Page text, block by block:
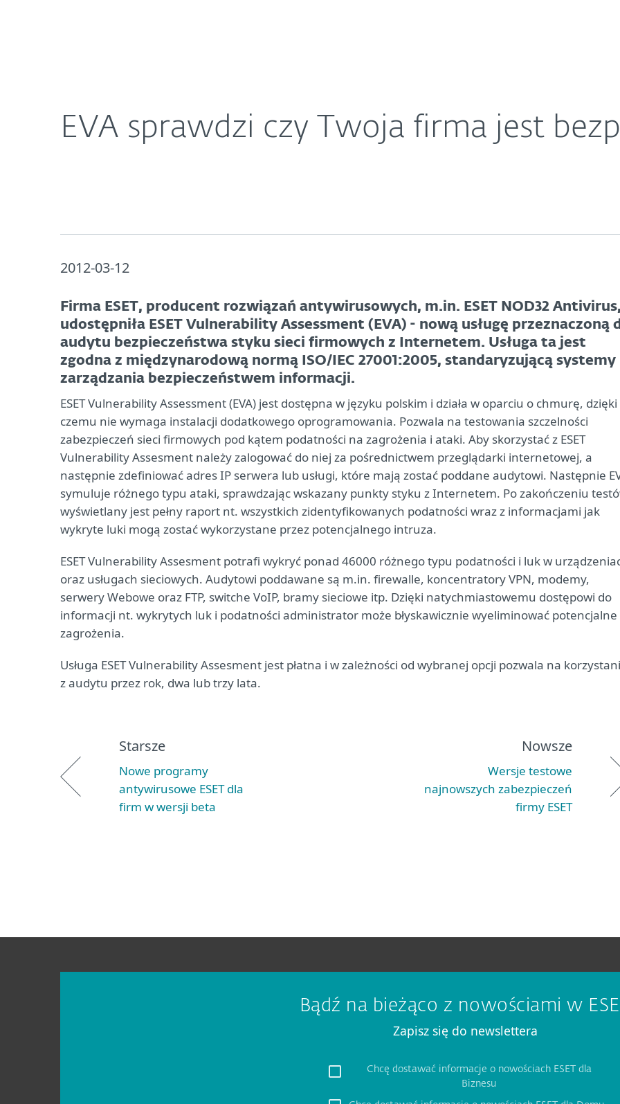
EVA sprawdzi czy Twoja firma jest
2012-03-12
Firma ESET, producent rozwiązań antywirusowych, m.in. ESET NOD32
udostępniła ESET Vulnerability Assessment (EVA) - nową usługę przeznaczoną
audytu bezpieczeństwa styku sieci firmowych z Internetem. Usługa ta jest
zgodna z międzynarodową normą ISO/IEC 27001:2005, standaryzującą systemy
zarządzania bezpieczeństwem informacji.
ESET Vulnerability Assessment (EVA) jest dostępna w języku polskim i działa w oparciu o chmurę, dzięki
czemu nie wymaga instalacji dodatkowego oprogramowania. Pozwala na testowania szczelności
zabezpieczeń sieci firmowych pod kątem podatności na zagrożenia i ataki. Aby skorzystać z ESET
Vulnerability Assesment należy zalogować do niej za pośrednictwem przeglądarki internetowej, a
następnie zdefiniować adres IP serwera lub usługi, które mają zostać poddane audytowi. Następnie
symuluje różnego typu ataki, sprawdzając wskazany punkty styku z Internetem. Po zakończeniu
wyświetlany jest pełny raport nt. wszystkich zidentyfikowanych podatności wraz z informacjami jak
wykryte luki mogą zostać wykorzystane przez potencjalnego intruza.
ESET Vulnerability Assesment potrafi wykryć ponad 46000 różnego typu podatności i luk w
oraz usługach sieciowych. Audytowi poddawane są m.in. firewalle, koncentratory VPN, modemy,
serwery Webowe oraz FTP, switche VoIP, bramy sieciowe itp. Dzięki natychmiastowemu dostępowi do
informacji nt. wykrytych luk i podatności administrator może błyskawicznie wyeliminować potencjalne
zagrożenia.
Usługa ESET Vulnerability Assesment jest płatna i w zależności od wybranej opcji pozwala na
z audytu przez rok, dwa lub trzy lata.
Starsze
Nowe programy
antywirusowe ESET dla
firm w wersji beta
Nowsze
Wersje testowe
najnowszych zabezpieczeń
firmy ESET